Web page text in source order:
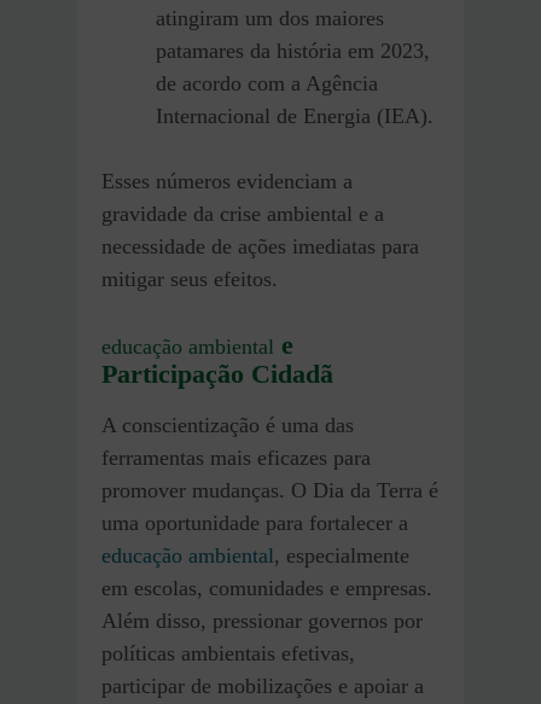
atingiram um dos maiores
patamares da história em 2023,
de acordo com a Agência
Internacional de Energia (IEA).​
Esses números evidenciam a
gravidade da crise ambiental e a
necessidade de ações imediatas para
mitigar seus efeitos.
educação ambiental e
Participação Cidadã
A conscientização é uma das
ferramentas mais eficazes para
promover mudanças. O Dia da Terra é
uma oportunidade para fortalecer a
educação ambiental, especialmente
em escolas, comunidades e empresas.
Além disso, pressionar governos por
políticas ambientais efetivas,
participar de mobilizações e apoiar a